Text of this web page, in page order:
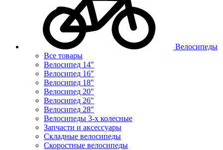
Велосипеды
Все товары
Велосипед 14"
Велосипед 16"
Велосипед 18"
Велосипед 20"
Велосипед 26"
Велосипед 28"
Велосипеды 3-х колесные
Запчасти и аксессуары
Складные велосипеды
Скоростные велосипеды